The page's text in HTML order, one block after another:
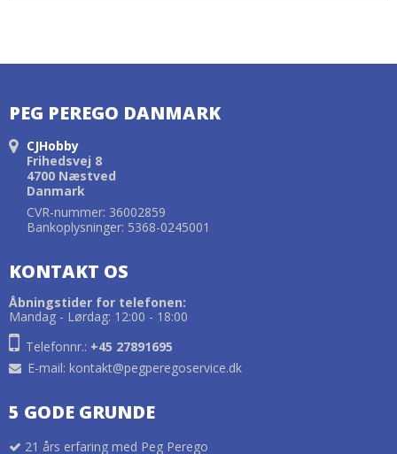
PEG PEREGO DANMARK
CJHobby
Frihedsvej 8
4700 Næstved
Danmark
CVR-nummer: 36002859
Bankoplysninger: 5368-0245001
KONTAKT OS
Åbningstider for telefonen:
Mandag - Lørdag: 12:00 - 18:00
Telefonnr.: +45 27891695
E-mail: kontakt@pegperegoservice.dk
5 GODE GRUNDE
21 års erfaring med Peg Perego